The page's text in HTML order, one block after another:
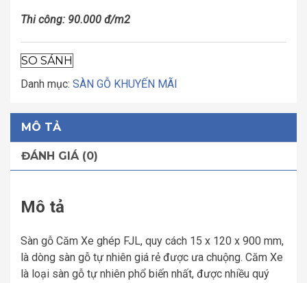
Thi công: 90.000 đ/m2
SO SÁNH
Danh mục: SÀN GỖ KHUYẾN MÃI
MÔ TẢ
ĐÁNH GIÁ (0)
Mô tả
Sàn gỗ Căm Xe ghép FJL, quy cách 15 x 120 x 900 mm,
là dòng sàn gỗ tự nhiên giá rẻ được ưa chuộng. Căm Xe
là loại sàn gỗ tự nhiên phổ biến nhất, được nhiều quý